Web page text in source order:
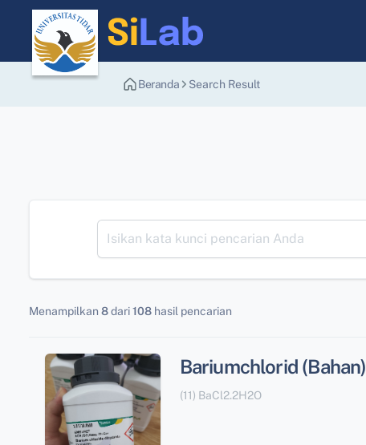
Beranda Search Result
Menampilkan 8dari108 hasil pencarian
Bariumchlorid (Bahan)
(11) BaCl2.2H2O